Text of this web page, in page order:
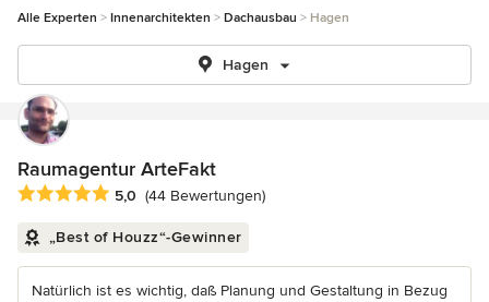
Alle Experten Innenarchitekten Dachausbau Hagen
Hagen
Raumagentur ArteFakt
Durchschnittliche Bewertung: 5 von 5 Sternen
5,0 (44 Bewertungen)
„Best of Houzz“-Gewinner
Natürlich ist es wichtig, daß Planung und Gestaltung in Bezug